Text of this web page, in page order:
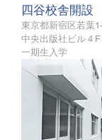
四谷校舎開設
東京都新宿区若葉
中央出版社ビル４F
​一期生入学